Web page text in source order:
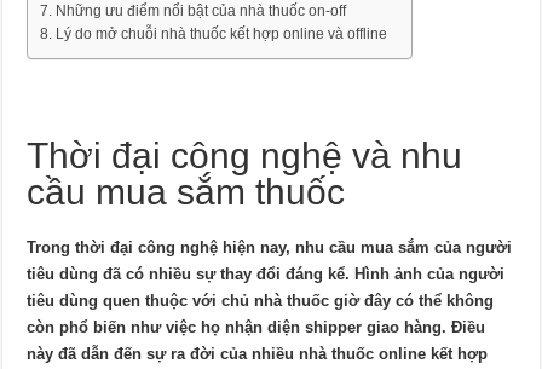
Những ưu điểm nổi bật của nhà thuốc on-off
Lý do mở chuỗi nhà thuốc kết hợp online và offline
Thời đại công nghệ và nhu
cầu mua sắm thuốc
Trong thời đại công nghệ hiện nay, nhu cầu mua sắm của người
tiêu dùng đã có nhiều sự thay đổi đáng kể. Hình ảnh của người
tiêu dùng quen thuộc với chủ nhà thuốc giờ đây có thể không
còn phổ biến như việc họ nhận diện shipper giao hàng. Điều
này đã dẫn đến sự ra đời của nhiều nhà thuốc online kết hợp